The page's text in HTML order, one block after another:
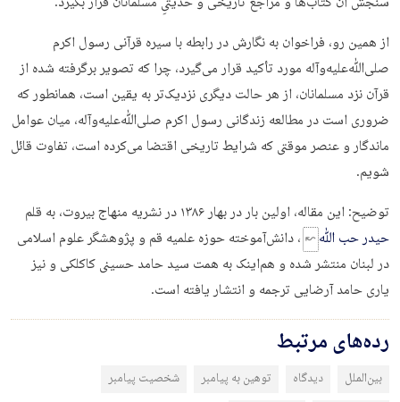
از همین رو، فراخوان به نگارش در رابطه با سیره قرآنی رسول اکرم
صلی‌ﷲ‌علیه‌وآله مورد تأکید قرار می‌گیرد، چرا که تصویر برگرفته شده از
قرآن نزد مسلمانان، از هر حالت دیگری نزدیک‌تر به یقین است، همانطور که
ضروری است در مطالعه زندگانی رسول اکرم صلی‌ﷲ‌علیه‌وآله، میان عوامل
ماندگار و عنصر موقتی که شرایط تاریخی اقتضا می‌کرده است، تفاوت قائل
شویم.
توضیح: این مقاله، اولین بار در بهار ۱۳۸۶ در نشریه منهاج بیروت، به قلم
حیدر حب ﷲ
، دانش‌آموخته حوزه علمیه قم و پژوهشگر علوم اسلامی
در لبنان منتشر شده و هم‌اینک به همت سید حامد حسینی کاکلکی و نیز
یاری حامد آرضایی ترجمه و انتشار یافته است.
رده‌های مرتبط
بین‌الملل دیدگاه توهین به پیامبر
شخصیت پیامبر